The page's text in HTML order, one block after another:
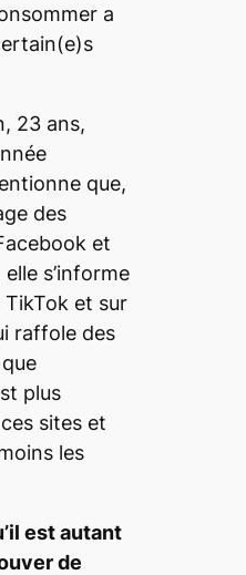
a
23 ans,
que,
des
et
s’informe
et sur
raffole des
plus
sites et
les
est autant
de